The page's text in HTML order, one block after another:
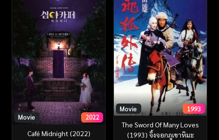
Movie 2022
Café Midnight (2022)
Movie 1993
The Sword Of Many Loves
(1993) จิ้งจอกภูเขาหิมะ